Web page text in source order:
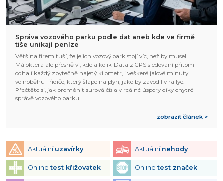
Správa vozového parku podle dat aneb kde ve firmě
tiše unikají peníze
Většina firem tuší, že jejich vozový park stojí víc, než by musel.
Málokterá ale přesně ví, kde a kolik. Data z GPS sledování přitom
odhalí každý zbytečně najetý kilometr, i veškeré jalové minuty
volnoběhu i řidiče, který šlape na plyn, jako by závodil v rallye.
Přečtěte si, jak proměnit surová čísla v reálné úspory díky chytré
správě vozového parku.
zobrazit článek >
Aktuální uzavírky Aktuální nehody
Onlinetest křižovatek Onlinetest značek